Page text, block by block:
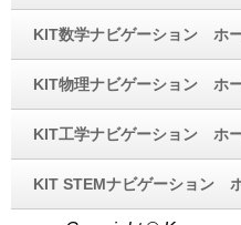
KIT数学ナビゲーション ホ
KIT物理ナビゲーション ホ
KIT工学ナビゲーション ホ
KIT STEMナビゲーション